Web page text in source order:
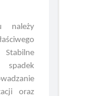
swój
ścian.
należy
spadek